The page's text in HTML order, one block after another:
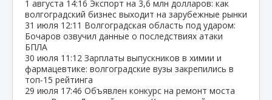
1 августа 14:16 Экспорт на 3,6 млн долларов: как
волгоградский бизнес выходит на зарубежные рынки
31 июля 12:11 Волгоградская область под ударом:
Бочаров озвучил данные о последствиях атаки
БПЛА
30 июля 11:12 Зарплаты выпускников в химии и
фармацевтике: волгоградские вузы закрепились в
топ‑15 рейтинга
29 июля 17:46 Объявлен конкурс на ремонт моста